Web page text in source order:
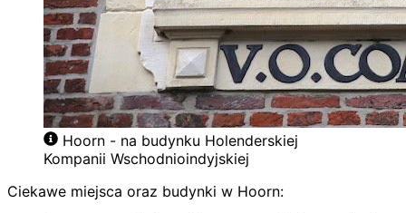
Hoorn - na budynku Holenderskiej
Kompanii Wschodnioindyjskiej
Ciekawe miejsca oraz budynki w Hoorn: